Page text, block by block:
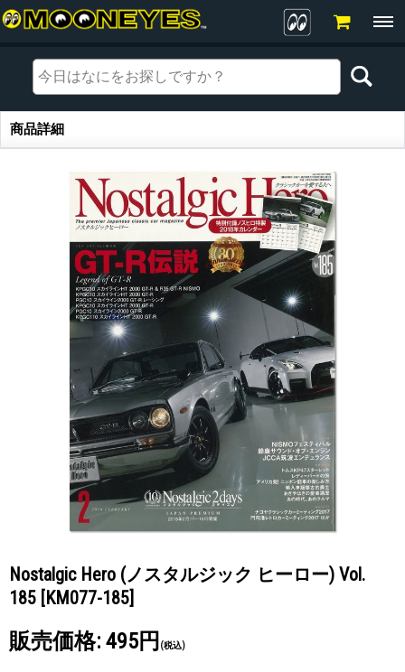
商品詳細
商品詳細
Nostalgic Hero (ノスタルジック ヒーロー) Vol.
185 [KM077-185]
販売価格: 495円 (税込)